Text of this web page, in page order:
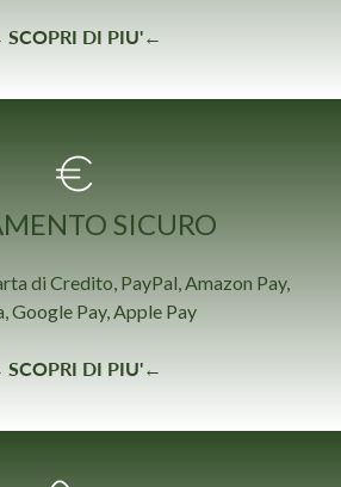
SCOPRI DI PIU'←
SICURO
di Credito, PayPal, Amazon Pay,
Google Pay, Apple Pay
SCOPRI DI PIU'←